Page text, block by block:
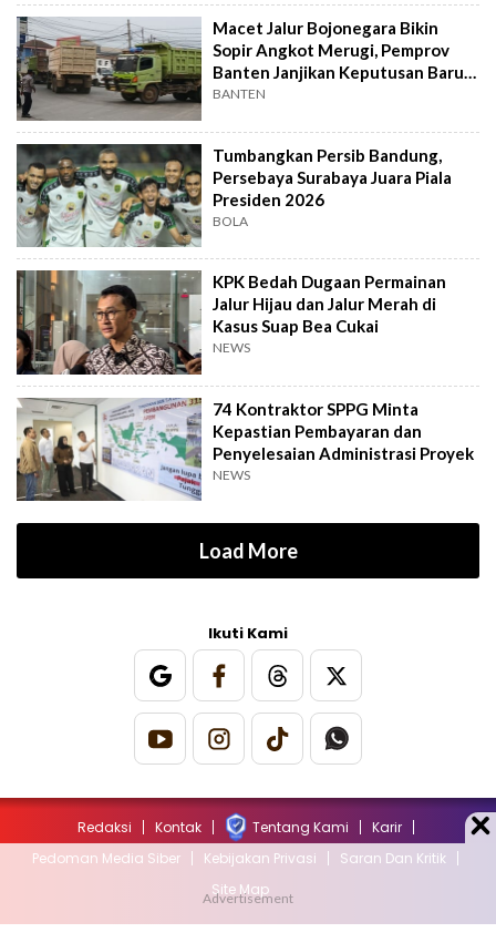
Macet Jalur Bojonegara Bikin
Sopir Angkot Merugi, Pemprov
Banten Janjikan Keputusan Baru 4
Hari Lagi
BANTEN
Tumbangkan Persib Bandung,
Persebaya Surabaya Juara Piala
Presiden 2026
BOLA
KPK Bedah Dugaan Permainan
Jalur Hijau dan Jalur Merah di
Kasus Suap Bea Cukai
NEWS
74 Kontraktor SPPG Minta
Kepastian Pembayaran dan
Penyelesaian Administrasi Proyek
NEWS
Load More
Ikuti Kami
Redaksi Kontak Tentang Kami
Karir
Pedoman Media Siber
Kebijakan Privasi
Saran Dan Kritik
Site Map